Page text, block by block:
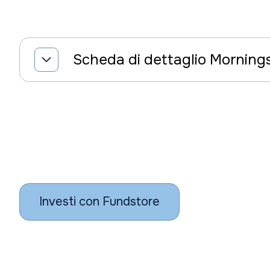
Scheda di dettaglio
Investi con Fundstore